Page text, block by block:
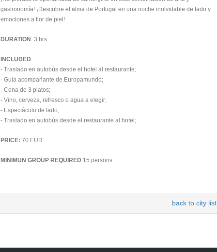
gastronomía! ¡Descubre el alma de Portugal en una noche inolvidable de fado y
emociones a flor de piel!
DURATION : 3 hrs
INCLUDED:
- Traslado en autobús desde el hotel al restaurante;
- Guía acompañante de Europamundo;
- Cena de 3 platos;
- Vino, cerveza, refresco o agua a elegir;
- Espectáculo de fado;
- Traslado en autobús desde el restaurante al hotel;
PRICE: 70 EUR
MINIMUN GROUP REQUIRED:15 persons
back to city list